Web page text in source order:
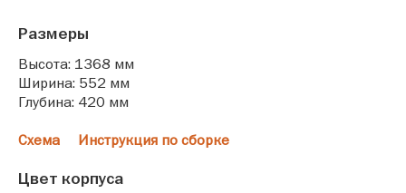
Размеры
Высота: 1368 мм
Ширина: 552 мм
Глубина: 420 мм
Схема Инструкция по сборке
Цвет корпуса